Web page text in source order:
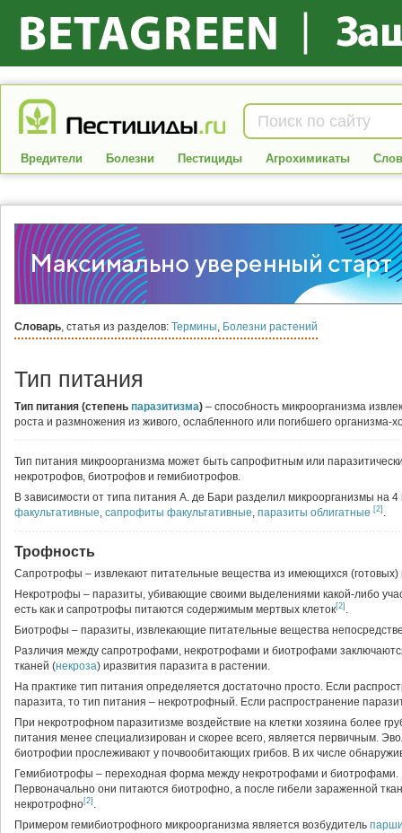
Вредители Болезни Пестициды Агрохимикаты
Словарь, статья из разделов: Термины, Болезни растений
Тип питания
Тип питания (степень паразитизма) – способность микроорганизма
роста и размножения из живого, ослабленного или погибшего организма-
Тип питания микроорганизма может быть сапрофитным или
некротрофов, биотрофов и гемибиотрофов.
В зависимости от типа питания А. де Бари разделил микроорганизмы на
факультативные, сапрофиты факультативные, паразиты облигатные [2] .
Трофность
Сапротрофы – извлекают питательные вещества из имеющихся
Некротрофы – паразиты, убивающие своими выделениями какой-либо
есть как и сапротрофы питаются содержимым мертвых клеток[2] .
Биотрофы – паразиты, извлекающие питательные вещества
Различия между сапротрофами, некротрофами и биотрофами
тканей (некроза) иразвития паразита в растении.
На практике тип питания определяется достаточно просто. Если
паразита, то тип питания – некротрофный. Если распространение
При некротрофном паразитизме воздействие на клетки хозяина более
питания менее специализирован и скорее всего, является первичным.
биотрофии прослеживают у почвообитающих грибов. В их числе
Гемибиотрофы – переходная форма между некротрофами и
Первоначально они питаются биотрофно, а после гибели зараженной
некротрофно[2] .
Примером гемибиотрофного микроорганизма является возбудитель